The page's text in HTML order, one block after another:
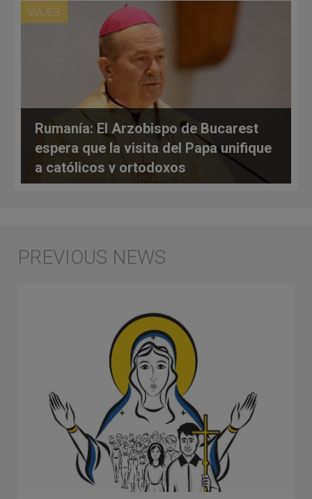
VIAJES
Rumanía: El Arzobispo de Bucarest
espera que la visita del Papa unifique
a católicos y ortodoxos